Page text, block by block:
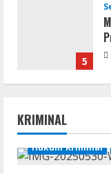
5
1
KRIMINAL
Hukum Kriminal